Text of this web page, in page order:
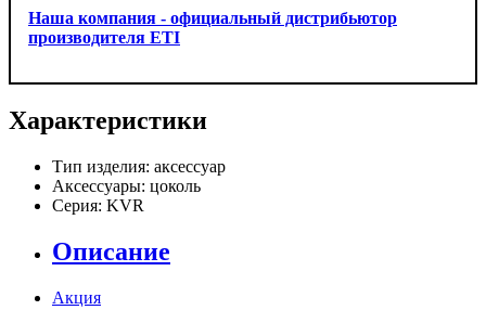
Наша компания - официальный дистрибьютор
производителя ETI
Характеристики
Тип изделия: аксессуар
Аксессуары: цоколь
Серия: KVR
Описание
Акция